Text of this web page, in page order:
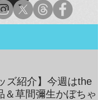
ズ紹介】今週はthe
＆草間彌生かぼちゃ